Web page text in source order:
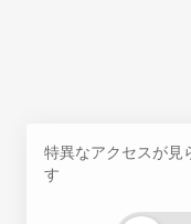
特異なアクセスが見
す